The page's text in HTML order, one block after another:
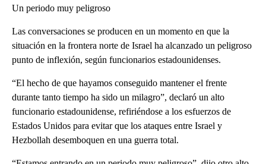
Un periodo muy peligroso
Las conversaciones se producen en un momento en que la
situación en la frontera norte de Israel ha alcanzado un peligroso
punto de inflexión, según funcionarios estadounidenses.
“El hecho de que hayamos conseguido mantener el frente
durante tanto tiempo ha sido un milagro”, declaró un alto
funcionario estadounidense, refiriéndose a los esfuerzos de
Estados Unidos para evitar que los ataques entre Israel y
Hezbollah desemboquen en una guerra total.